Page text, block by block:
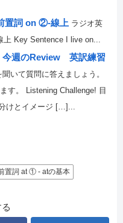
置詞 on ②-線上 ラジオ英
Key Sentence I live on...
週のReview 英訳練習
いて質問に答えましょう。
す。 Listening Challenge! 目
けとイメージ […]...
置詞 at ① - atの基本